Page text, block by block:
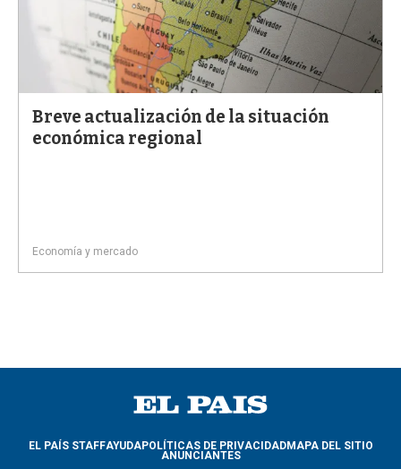
Breve actualización de la situación
económica regional
Economía y mercado
EL PAÍS STAFFAYUDAPOLÍTICAS DE PRIVACIDADMAPA DEL SITIO
ANUNCIANTES